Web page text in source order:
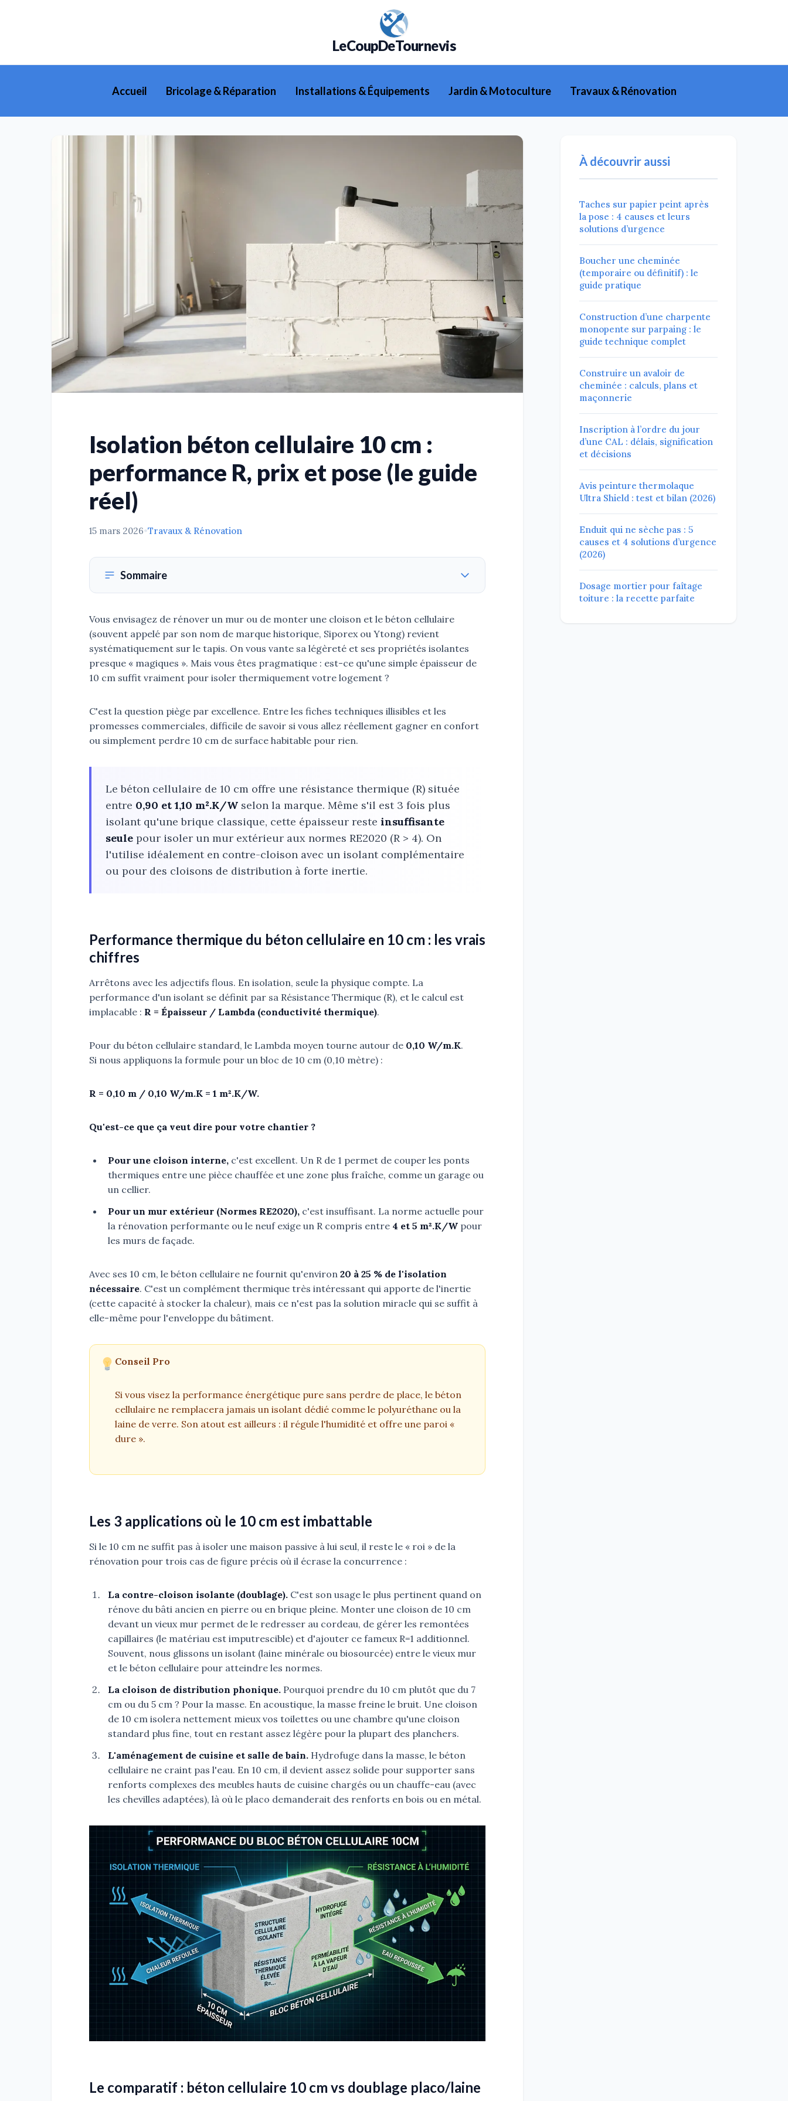
LeCoupDeTournevis
Accueil Bricolage & Réparation Installations & Équipements Jardin & Motoculture Travaux & Rénovation
Isolation béton cellulaire 10 cm :
performance R, prix et pose (le guide
réel)
15 mars 2026•Travaux & Rénovation
Sommaire
Vous envisagez de rénover un mur ou de monter une cloison et le béton cellulaire
(souvent appelé par son nom de marque historique, Siporex ou Ytong) revient
systématiquement sur le tapis. On vous vante sa légèreté et ses propriétés isolantes
presque « magiques ». Mais vous êtes pragmatique : est-ce qu'une simple épaisseur de
10 cm suffit vraiment pour isoler thermiquement votre logement ?
C'est la question piège par excellence. Entre les fiches techniques illisibles et les
promesses commerciales, difficile de savoir si vous allez réellement gagner en confort
ou simplement perdre 10 cm de surface habitable pour rien.
Le béton cellulaire de 10 cm offre une résistance thermique (R) située
entre 0,90 et 1,10 m².K/W selon la marque. Même s'il est 3 fois plus
isolant qu'une brique classique, cette épaisseur reste insuffisante
seule pour isoler un mur extérieur aux normes RE2020 (R > 4). On
l'utilise idéalement en contre-cloison avec un isolant complémentaire
ou pour des cloisons de distribution à forte inertie.
Performance thermique du béton cellulaire en 10 cm : les vrais
chiffres
Arrêtons avec les adjectifs flous. En isolation, seule la physique compte. La
performance d'un isolant se définit par sa Résistance Thermique (R), et le calcul est
implacable : R = Épaisseur / Lambda (conductivité thermique).
Pour du béton cellulaire standard, le Lambda moyen tourne autour de 0,10 W/m.K.
Si nous appliquons la formule pour un bloc de 10 cm (0,10 mètre) :
R = 0,10 m / 0,10 W/m.K = 1 m².K/W.
Qu'est-ce que ça veut dire pour votre chantier ?
Pour une cloison interne, c'est excellent. Un R de 1 permet de couper les ponts
thermiques entre une pièce chauffée et une zone plus fraîche, comme un garage ou
un cellier.
Pour un mur extérieur (Normes RE2020), c'est insuffisant. La norme actuelle pour
la rénovation performante ou le neuf exige un R compris entre 4 et 5 m².K/W pour
les murs de façade.
Avec ses 10 cm, le béton cellulaire ne fournit qu'environ 20 à 25 % de l'isolation
nécessaire. C'est un complément thermique très intéressant qui apporte de l'inertie
(cette capacité à stocker la chaleur), mais ce n'est pas la solution miracle qui se suffit à
elle-même pour l'enveloppe du bâtiment.
Conseil Pro
Si vous visez la performance énergétique pure sans perdre de place, le béton
cellulaire ne remplacera jamais un isolant dédié comme le polyuréthane ou la
laine de verre. Son atout est ailleurs : il régule l'humidité et offre une paroi «
dure ».
Les 3 applications où le 10 cm est imbattable
Si le 10 cm ne suffit pas à isoler une maison passive à lui seul, il reste le « roi » de la
rénovation pour trois cas de figure précis où il écrase la concurrence :
La contre-cloison isolante (doublage). C'est son usage le plus pertinent quand on
rénove du bâti ancien en pierre ou en brique pleine. Monter une cloison de 10 cm
devant un vieux mur permet de le redresser au cordeau, de gérer les remontées
capillaires (le matériau est imputrescible) et d'ajouter ce fameux R=1 additionnel.
Souvent, nous glissons un isolant (laine minérale ou biosourcée) entre le vieux mur
et le béton cellulaire pour atteindre les normes.
La cloison de distribution phonique. Pourquoi prendre du 10 cm plutôt que du 7
cm ou du 5 cm ? Pour la masse. En acoustique, la masse freine le bruit. Une cloison
de 10 cm isolera nettement mieux vos toilettes ou une chambre qu'une cloison
standard plus fine, tout en restant assez légère pour la plupart des planchers.
L'aménagement de cuisine et salle de bain. Hydrofuge dans la masse, le béton
cellulaire ne craint pas l'eau. En 10 cm, il devient assez solide pour supporter sans
renforts complexes des meubles hauts de cuisine chargés ou un chauffe-eau (avec
les chevilles adaptées), là où le placo demanderait des renforts en bois ou en métal.
Le comparatif : béton cellulaire 10 cm vs doublage placo/laine
À découvrir aussi
Taches sur papier peint après
la pose : 4 causes et leurs
solutions d’urgence
Boucher une cheminée
(temporaire ou définitif) : le
guide pratique
Construction d’une charpente
monopente sur parpaing : le
guide technique complet
Construire un avaloir de
cheminée : calculs, plans et
maçonnerie
Inscription à l’ordre du jour
d’une CAL : délais, signification
et décisions
Avis peinture thermolaque
Ultra Shield : test et bilan (2026)
Enduit qui ne sèche pas : 5
causes et 4 solutions d’urgence
(2026)
Dosage mortier pour faîtage
toiture : la recette parfaite